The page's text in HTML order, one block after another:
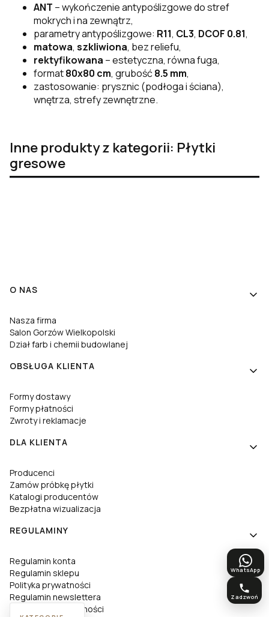
WhatsApp
Zadzwoń
ANT – wykończenie antypoślizgowe do stref
mokrych i na zewnątrz,
parametry antypoślizgowe: R11, CL3, DCOF 0.81,
matowa, szkliwiona, bez reliefu,
rektyfikowana – estetyczna, równa fuga,
format80x80 cm, grubość8.5 mm,
zastosowanie: prysznic (podłoga i ściana),
wnętrza, strefy zewnętrzne.
Inne produkty z kategorii: Płytki
gresowe
Linki w stopce
O NAS
Nasza firma
Salon Gorzów Wielkopolski
Dział farb i chemii budowlanej
OBSŁUGA KLIENTA
Formy dostawy
Formy płatności
Zwroty i reklamacje
DLA KLIENTA
Producenci
Zamów próbkę płytki
Katalogi producentów
Bezpłatna wizualizacja
REGULAMINY
Regulamin konta
Regulamin sklepu
Polityka prywatności
Regulamin newslettera
Deklaracja dostępności